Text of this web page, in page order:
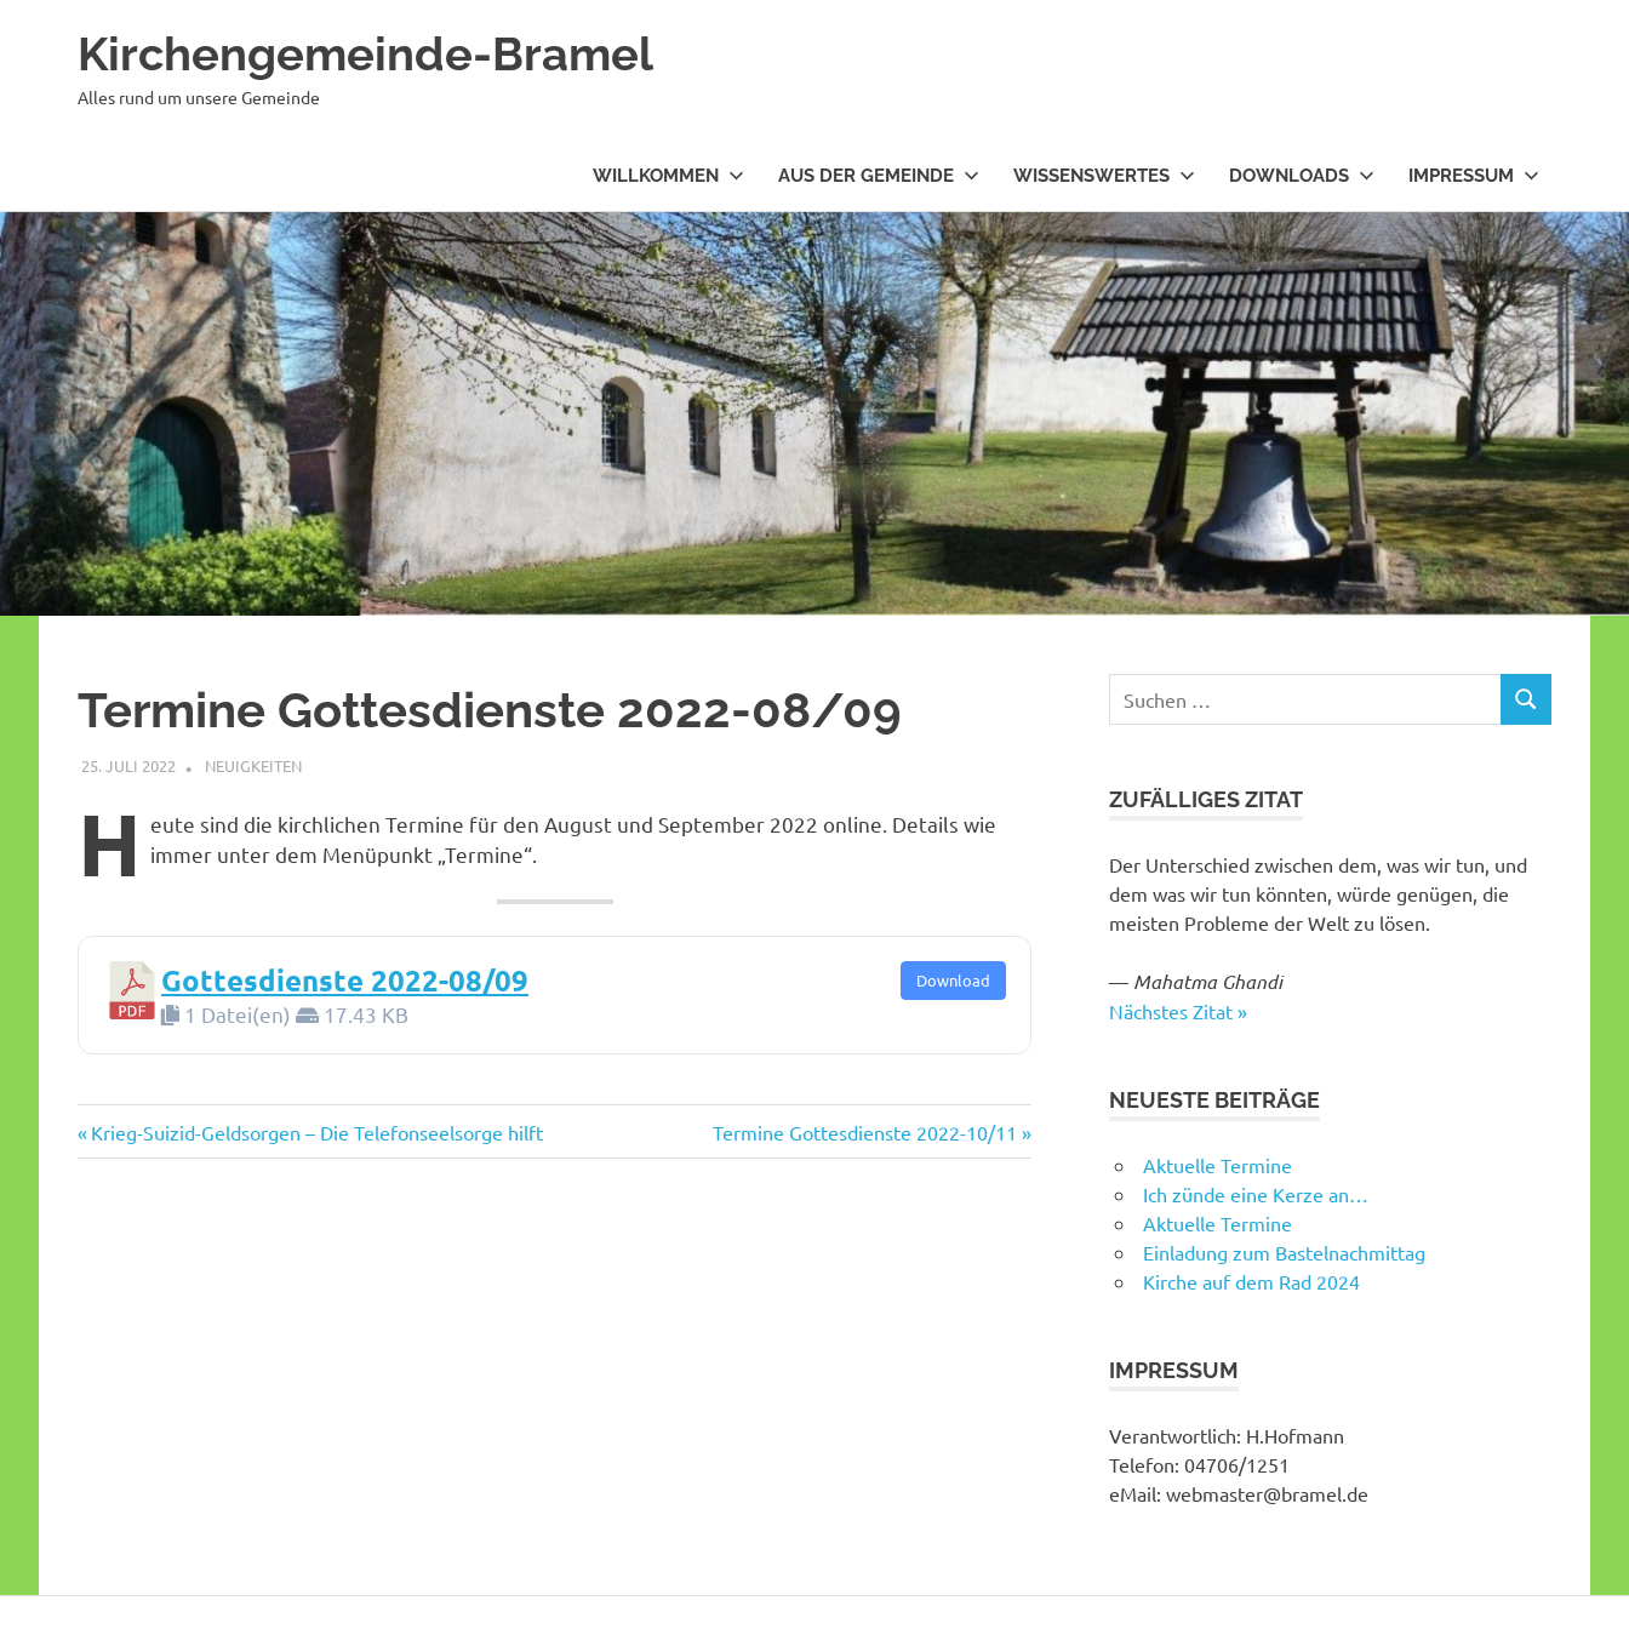
Zum
Inhalt
springen
Kirchengemeinde-Bramel
Alles rund um unsere Gemeinde
WILLKOMMEN AUS DER GEMEINDE WISSENSWERTES DOWNLOADS IMPRESSUM
Termine Gottesdienste 2022-08/09
25. JULI 2022 SHAGGY
NEUIGKEITEN
H
eute sind die kirchlichen Termine für den August und September 2022 online. Details wie
immer unter dem Menüpunkt „Termine“.
Gottesdienste 2022-08/09
1 Datei(en) 17.43 KB
Download
Beitragsnavigation
Vorheriger
Beitrag:
Krieg-Suizid-Geldsorgen – Die Telefonseelsorge hilft
Nächster
Beitrag:
Termine Gottesdienste 2022-10/11
nach:
SUCHEN
ZUFÄLLIGES ZITAT
Der Unterschied zwischen dem, was wir tun, und
dem was wir tun könnten, würde genügen, die
meisten Probleme der Welt zu lösen.
— Mahatma Ghandi
Nächstes Zitat »
NEUESTE BEITRÄGE
Aktuelle Termine
Ich zünde eine Kerze an…
Aktuelle Termine
Einladung zum Bastelnachmittag
Kirche auf dem Rad 2024
IMPRESSUM
Verantwortlich: H.Hofmann
Telefon: 04706/1251
eMail: webmaster@bramel.de